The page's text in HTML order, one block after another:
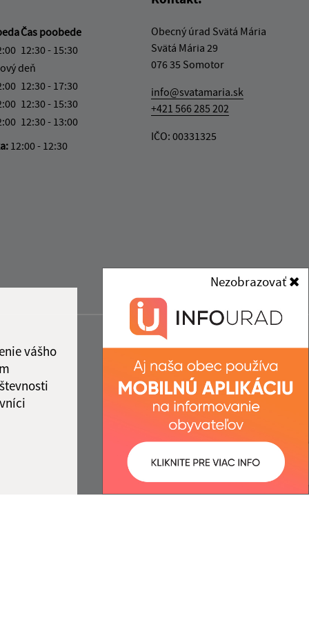
vášho
Nezobrazovať
Čas poobede
12:30 - 15:30
deň
12:30 - 17:30
12:30 - 15:30
12:30 - 13:00
12:00 - 12:30
Obecný úrad Svätá Mária
Svätá Mária 29
076 35 Somotor
info@svatamaria.sk
+421 566 285 202
IČO: 00331325